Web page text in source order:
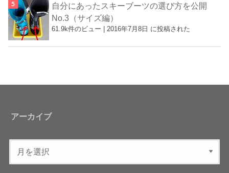
自分にあったスキーブーツの選び方を公開
No.3（サイズ編）
61.9k件のビュー 2016年7月8日 に投稿された
アーカイブ